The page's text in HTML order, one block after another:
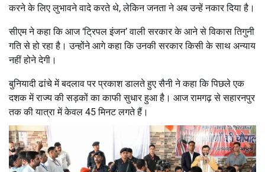
करने के लिए लुभावने वादे करते थे, लेकिन जनता ने अब उन्हें नकार दिया है।
सीएम ने कहा कि आज ‘ट्रिपल इंजन’ वाली सरकार के आने से विकास तिगुनी
गति से हो रहा है। उन्होंने आगे कहा कि उनकी सरकार किसी के साथ अन्याय
नहीं होने देगी।
बुनियादी ढांचे में बदलाव पर प्रकाश डालते हुए सैनी ने कहा कि पिछले एक
दशक में राज्य की सड़कों का काफी सुधार हुआ है। आज रामगढ़ से सहारनपुर
तक की यात्रा में केवल 45 मिनट लगते हैं।